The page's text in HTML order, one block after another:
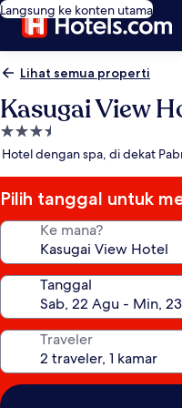
Langsung ke konten utama
Lihat semua properti
Kasugai View
Properti
bintang
Hotel dengan spa, di dekat
Pilih tanggal untuk
Ke mana?
Tanggal
Traveler